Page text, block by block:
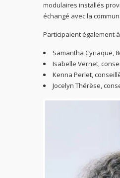
modulaires installés
échangé avec la
Participaient également
Samantha Cyriaque,
Isabelle Vernet,
Kenna Perlet,
Jocelyn Thérèse,